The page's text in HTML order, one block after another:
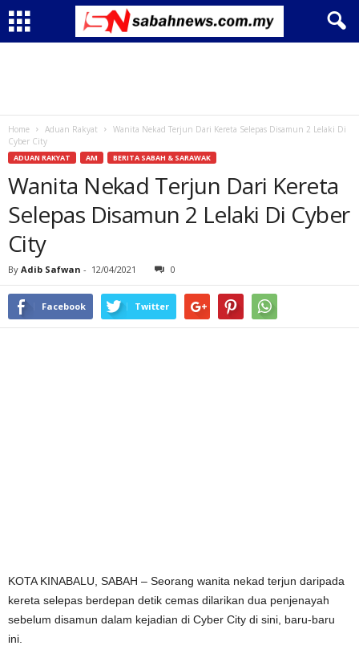
Home Aduan Rakyat
Wanita Nekad Terjun Dari Kereta Selepas Disamun 2 Lelaki Di
Cyber City
ADUAN RAKYAT AM BERITA SABAH & SARAWAK
Wanita Nekad Terjun Dari Kereta
Selepas Disamun 2 Lelaki Di Cyber
City
By Adib Safwan - 12/04/2021 0
Facebook Twitter
KOTA KINABALU, SABAH – Seorang wanita nekad terjun daripada
kereta selepas berdepan detik cemas dilarikan dua penjenayah
sebelum disamun dalam kejadian di Cyber City di sini, baru-baru
ini.